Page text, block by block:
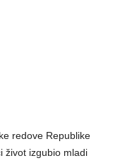
redove Republike
život izgubio mladi